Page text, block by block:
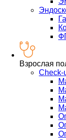
Взрослая
Check-